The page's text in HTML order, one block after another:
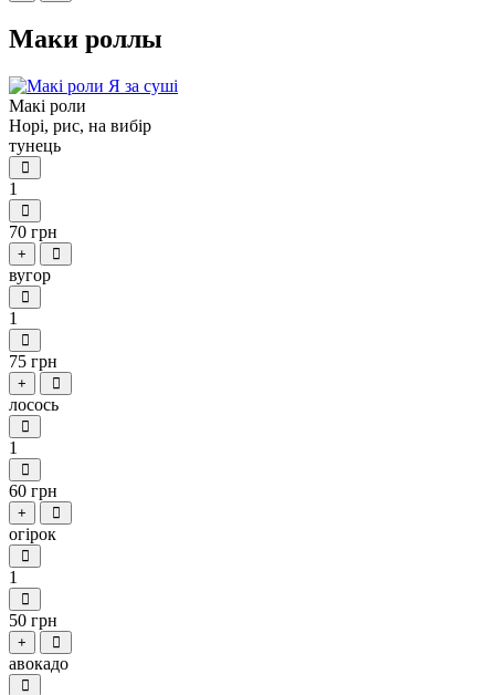
Маки роллы
Макі роли
Норі, рис, на вибір
тунець
1
70 грн
+
вугор
1
75 грн
+
лосось
1
60 грн
+
огірок
1
50 грн
+
авокадо